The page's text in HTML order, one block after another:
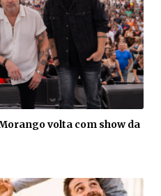
volta com show da